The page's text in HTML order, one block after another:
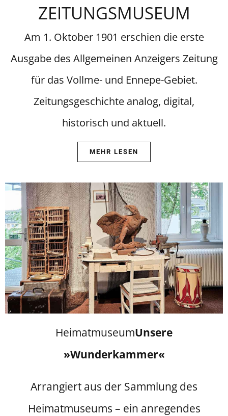
ZEITUNGSMUSEUM
Am 1. Oktober 1901 erschien die erste
Ausgabe des Allgemeinen Anzeigers Zeitung
für das Vollme- und Ennepe-Gebiet.
Zeitungsgeschichte analog, digital,
historisch und aktuell.
MEHR LESEN
HeimatmuseumUnsere
»Wunderkammer«
Arrangiert aus der Sammlung des
Heimatmuseums – ein anregendes